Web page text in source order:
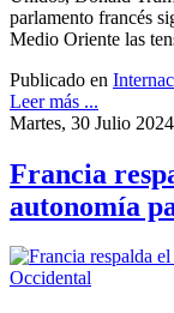
parlamento francés
Medio Oriente las
Publicado en
Leer más ...
Martes, 30 Julio
Francia
autonomía